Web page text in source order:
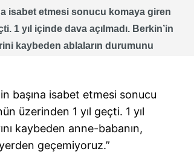
isabet etmesi sonucu komaya giren
1 yıl içinde dava açılmadı. Berkin’in
kaybeden ablaların durumunu
başına isabet etmesi sonucu
üzerinden 1 yıl geçti. 1 yıl
kaybeden anne-babanın,
geçemiyoruz.”